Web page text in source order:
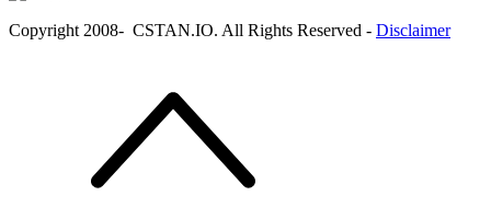
Copyright 2008- CSTAN.IO. All Rights Reserved - Disclaimer